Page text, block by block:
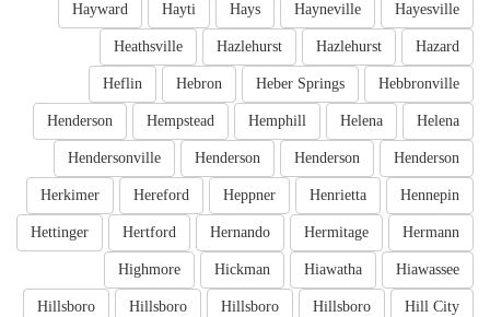
Hayesville
Hayneville
Hays
Hayti
Hayward
Hazard
Hazlehurst
Hazlehurst
Heathsville
Hebbronville
Heber Springs
Hebron
Heflin
Helena
Helena
Hemphill
Hempstead
Henderson
Henderson
Henderson
Henderson
Hendersonville
Hennepin
Henrietta
Heppner
Hereford
Herkimer
Hermann
Hermitage
Hernando
Hertford
Hettinger
Hiawassee
Hiawatha
Hickman
Highmore
Hill City
Hillsboro
Hillsboro
Hillsboro
Hillsboro